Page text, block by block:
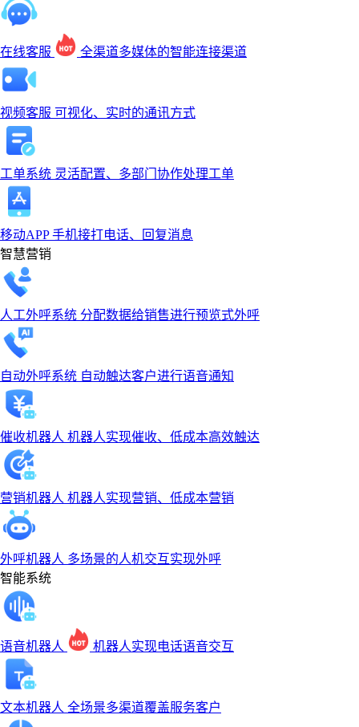
在线客服 全渠道多媒体的智能连接渠道
视频客服 可视化、实时的通讯方式
工单系统 灵活配置、多部门协作处理工单
移动APP手机接打电话、回复消息
智慧营销
人工外呼系统 分配数据给销售进行预览式外呼
自动外呼系统 自动触达客户进行语音通知
催收机器人 机器人实现催收、低成本高效触达
营销机器人 机器人实现营销、低成本营销
外呼机器人 多场景的人机交互实现外呼
智能系统
语音机器人 机器人实现电话语音交互
文本机器人 全场景多渠道覆盖服务客户